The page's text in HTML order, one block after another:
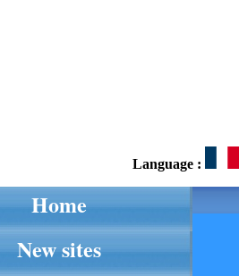
Language :
Home
New sites